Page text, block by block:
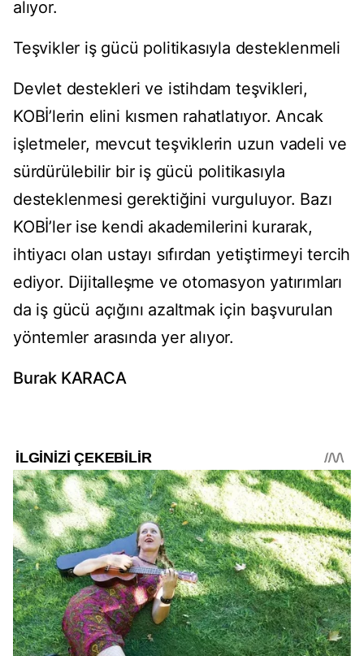
alıyor.
Teşvikler iş gücü politikasıyla desteklenmeli
Devlet destekleri ve istihdam teşvikleri,
KOBİ’lerin elini kısmen rahatlatıyor. Ancak
işletmeler, mevcut teşviklerin uzun vadeli ve
sürdürülebilir bir iş gücü politikasıyla
desteklenmesi gerektiğini vurguluyor. Bazı
KOBİ’ler ise kendi akademilerini kurarak,
ihtiyacı olan ustayı sıfırdan yetiştirmeyi tercih
ediyor. Dijitalleşme ve otomasyon yatırımları
da iş gücü açığını azaltmak için başvurulan
yöntemler arasında yer alıyor.
Burak KARACA